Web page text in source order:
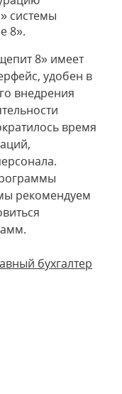
системы
8».
8» имеет
удобен в
внедрения
время
рекомендуем
бухгалтер